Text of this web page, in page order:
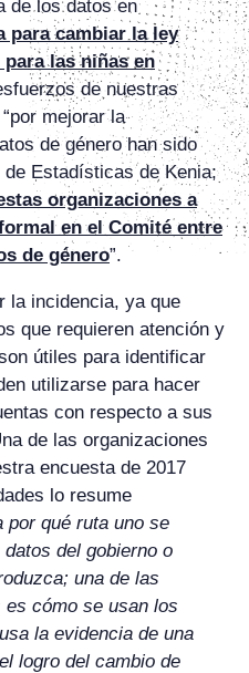
de los datos en
para cambiar la ley
las niñas en
de nuestras
mejorar la
de género han sido
Estadísticas de Kenia;
organizaciones a
en el Comité entre
de género”.
la incidencia, ya que
que requieren atención y
útiles para identificar
utilizarse para hacer
con respecto a sus
de las organizaciones
encuesta de 2017
lo resume
por qué ruta uno se
del gobierno o
una de las
cómo se usan los
la evidencia de una
logro del cambio de